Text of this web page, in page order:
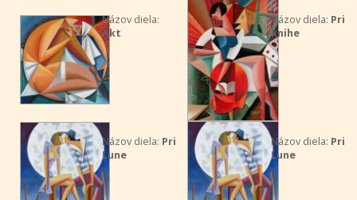
Názov diela:
Akt
Názov diela: Pri
knihe
Názov diela: Pri
Lune
Názov diela: Pri
Lune